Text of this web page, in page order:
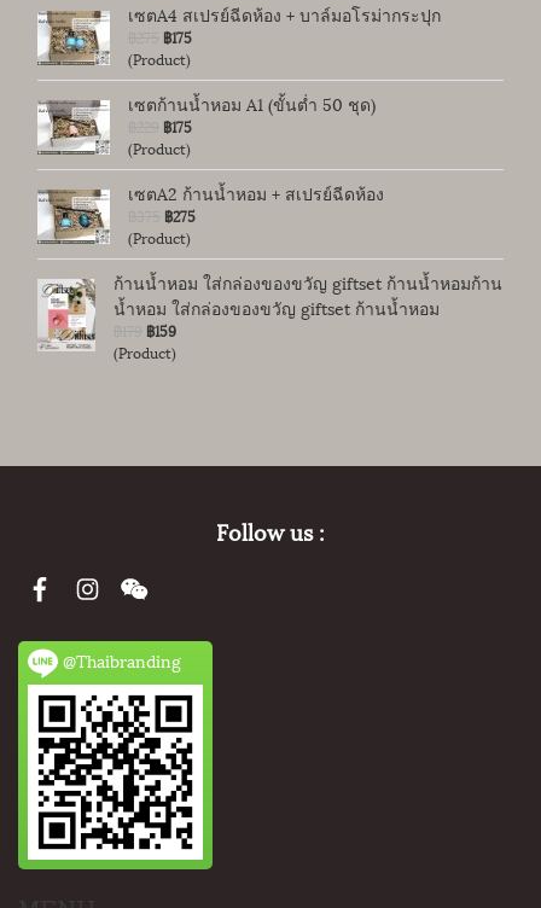
เซตA4 สเปรย์ฉีดห้อง + บาล์มอโรม่ากระปุก
฿175
(Product)
เซตก้านน้ำหอม A1 (ขั้นต่ำ 50 ชุด)
฿175
(Product)
เซตA2 ก้านน้ำหอม + สเปรย์ฉีดห้อง
฿275
(Product)
ก้านน้ำหอม ใส่กล่องของขวัญ giftset ก้านน้ำหอมก้าน
น้ำหอม ใส่กล่องของขวัญ giftset ก้านน้ำหอม
฿159
(Product)
Follow us :
@Thaibranding